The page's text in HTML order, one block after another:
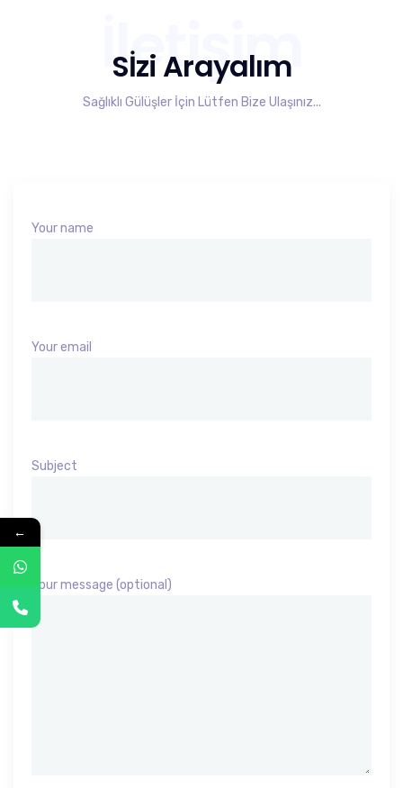
İletişim
Sİzi Arayalım
Sağlıklı Gülüşler İçin Lütfen Bize Ulaşınız...
Your name
Your email
Subject
Your message (optional)
←